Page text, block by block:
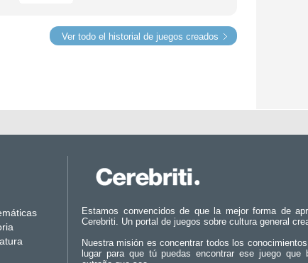
Ver todo el historial de juegos creados
Estamos convencidos de que la mejor forma de
Cerebriti. Un portal de juegos sobre cultura general
Nuestra misión es concentrar todos los
lugar para que tú puedas encontrar ese juego